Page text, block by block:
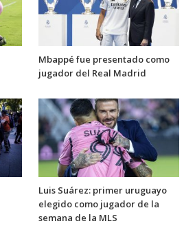
Mbappé fue presentado como
jugador del Real Madrid
Luis Suárez: primer uruguayo
elegido como jugador de la
semana de la MLS